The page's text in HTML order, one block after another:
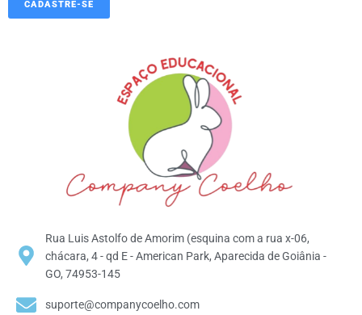
CADASTRE-SE
Rua Luis Astolfo de Amorim (esquina com a rua x-06,
chácara, 4 - qd E - American Park, Aparecida de Goiânia -
GO, 74953-145
suporte@companycoelho.com